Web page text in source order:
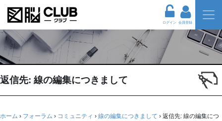
ログイン 会員登録
返信先: 線の編集につきまして
ホーム › フォーラム › コミュニティ › 線の編集につきまして › 返信先: 線の編集につ